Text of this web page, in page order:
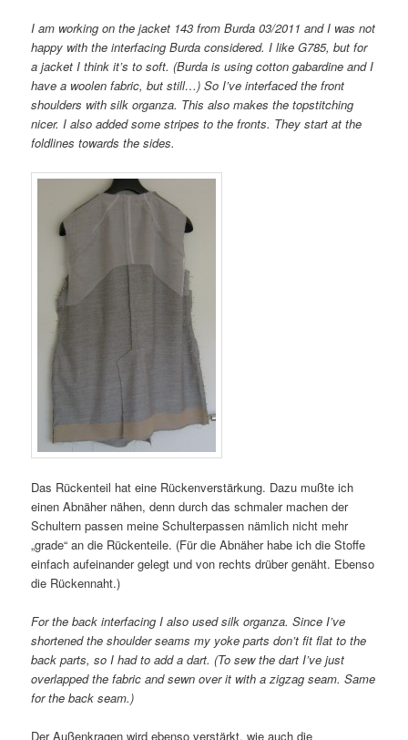
I am working on the jacket 143 from Burda 03/2011 and I was not
happy with the interfacing Burda considered. I like G785, but for
a jacket I think it’s to soft. (Burda is using cotton gabardine and I
have a woolen fabric, but still…) So I’ve interfaced the front
shoulders with silk organza. This also makes the topstitching
nicer. I also added some stripes to the fronts. They start at the
foldlines towards the sides.
Das Rückenteil hat eine Rückenverstärkung. Dazu mußte ich
einen Abnäher nähen, denn durch das schmaler machen der
Schultern passen meine Schulterpassen nämlich nicht mehr
„grade“ an die Rückenteile. (Für die Abnäher habe ich die Stoffe
einfach aufeinander gelegt und von rechts drüber genäht. Ebenso
die Rückennaht.)
For the back interfacing I also used silk organza. Since I’ve
shortened the shoulder seams my yoke parts don’t fit flat to the
back parts, so I had to add a dart. (To sew the dart I’ve just
overlapped the fabric and sewn over it with a zigzag seam. Same
for the back seam.)
Der Außenkragen wird ebenso verstärkt, wie auch die